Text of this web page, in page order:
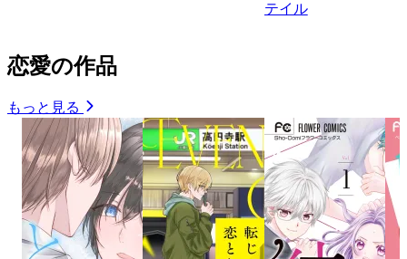
テイル
恋愛の作品
もっと見る